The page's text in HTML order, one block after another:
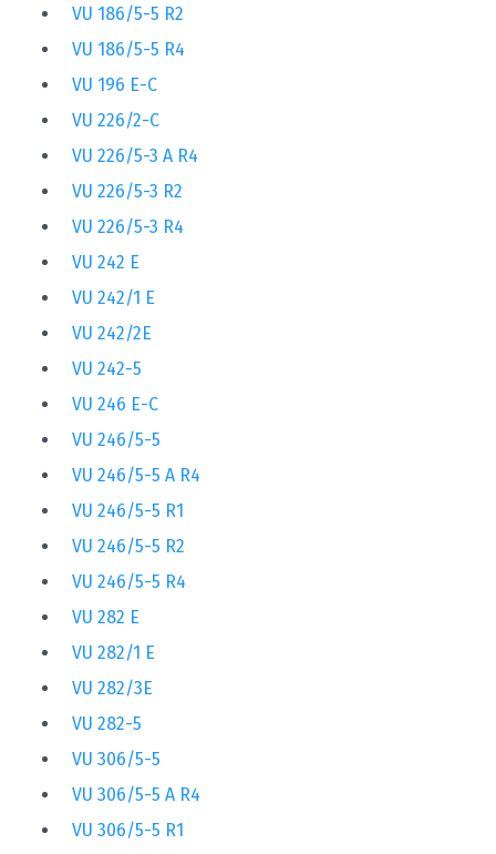
VU 186/5-5 R2
VU 186/5-5 R4
VU 196 E-C
VU 226/2-C
VU 226/5-3 A R4
VU 226/5-3 R2
VU 226/5-3 R4
VU 242 E
VU 242/1 E
VU 242/2E
VU 242-5
VU 246 E-C
VU 246/5-5
VU 246/5-5 A R4
VU 246/5-5 R1
VU 246/5-5 R2
VU 246/5-5 R4
VU 282 E
VU 282/1 E
VU 282/3E
VU 282-5
VU 306/5-5
VU 306/5-5 A R4
VU 306/5-5 R1